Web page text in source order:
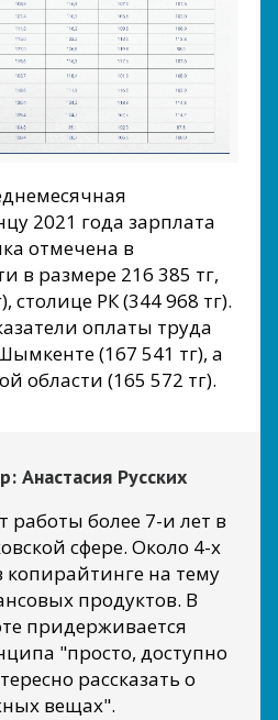
2021 года зарплата
отмечена в
в размере 216 385 тг,
столице РК (344 968 тг).
оплаты труда
(167 541 тг), а
области (165 572 тг).
Анастасия Русских
работы более 7-и лет в
сфере. Около 4-х
копирайтинге на тему
продуктов. В
придерживается
"просто, доступно
рассказать о
вещах".